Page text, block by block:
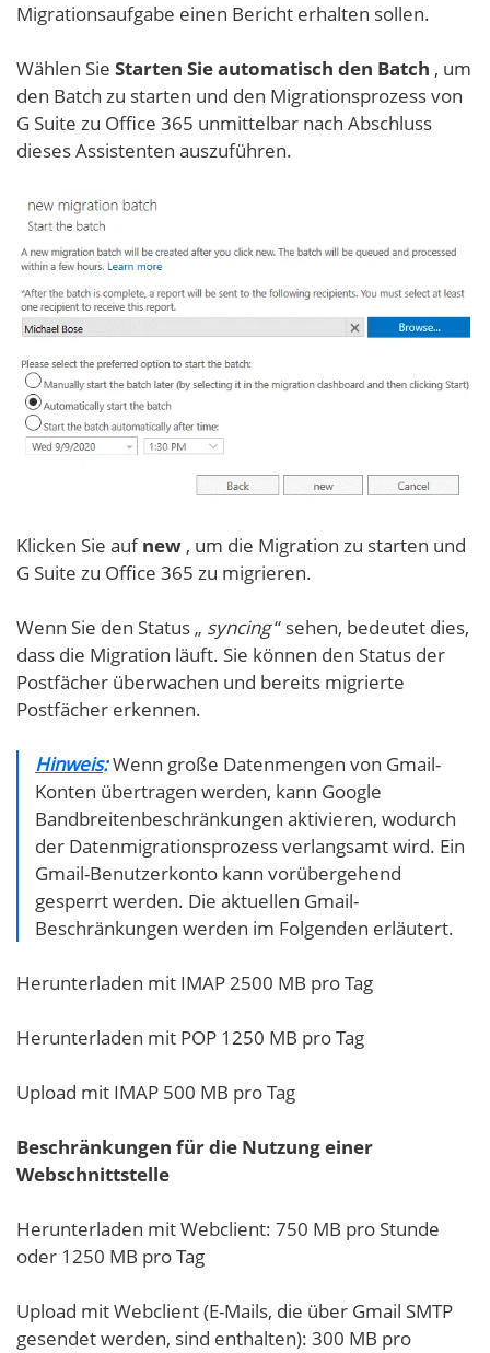
Migrationsaufgabe einen Bericht erhalten sollen.
Wählen Sie Starten Sie automatisch den Batch , um
den Batch zu starten und den Migrationsprozess von
G Suite zu Office 365 unmittelbar nach Abschluss
dieses Assistenten auszuführen.
Klicken Sie aufnew , um die Migration zu starten und
G Suite zu Office 365 zu migrieren.
Wenn Sie den Status „ syncing“ sehen, bedeutet dies,
dass die Migration läuft. Sie können den Status der
Postfächer überwachen und bereits migrierte
Postfächer erkennen.
Hinweis:Wenn große Datenmengen von Gmail-
Konten übertragen werden, kann Google
Bandbreitenbeschränkungen aktivieren, wodurch
der Datenmigrationsprozess verlangsamt wird. Ein
Gmail-Benutzerkonto kann vorübergehend
gesperrt werden. Die aktuellen Gmail-
Beschränkungen werden im Folgenden erläutert.
Herunterladen mit IMAP 2500 MB pro Tag
Herunterladen mit POP 1250 MB pro Tag
Upload mit IMAP 500 MB pro Tag
Beschränkungen für die Nutzung einer
Webschnittstelle
Herunterladen mit Webclient: 750 MB pro Stunde
oder 1250 MB pro Tag
Upload mit Webclient (E-Mails, die über Gmail SMTP
gesendet werden, sind enthalten): 300 MB pro